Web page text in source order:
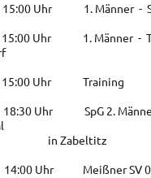
15:00 Uhr 1. Männer -
15:00 Uhr 1. Männer -
15:00 Uhr Training
18:30 Uhr SpG 2.
14:00 Uhr Meißner SV